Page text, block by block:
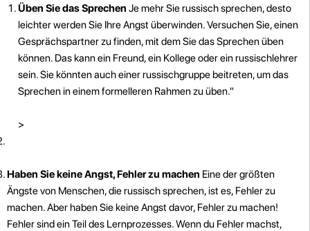
Üben Sie das Sprechen Je mehr Sie russisch sprechen, desto
leichter werden Sie Ihre Angst überwinden. Versuchen Sie, einen
Gesprächspartner zu finden, mit dem Sie das Sprechen üben
können. Das kann ein Freund, ein Kollege oder ein russischlehrer
sein. Sie könnten auch einer russischgruppe beitreten, um das
Sprechen in einem formelleren Rahmen zu üben."
>
Haben Sie keine Angst, Fehler zu machen Eine der größten
Ängste von Menschen, die russisch sprechen, ist es, Fehler zu
machen. Aber haben Sie keine Angst davor, Fehler zu machen!
Fehler sind ein Teil des Lernprozesses. Wenn du Fehler machst,